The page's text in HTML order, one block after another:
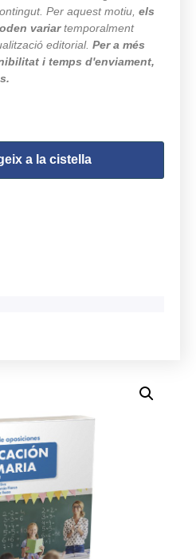
Per aquest motiu, els
variartemporalment
editorial. Per a més
i temps d'enviament,
a la cistella